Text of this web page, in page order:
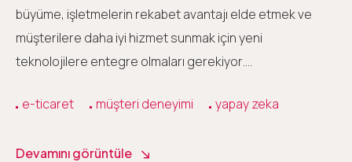
büyüme, işletmelerin rekabet avantajı elde etmek ve
müşterilere daha iyi hizmet sunmak için yeni
teknolojilere entegre olmaları gerekiyor….
e-ticaret müşteri deneyimi yapay zeka
Devamını görüntüle